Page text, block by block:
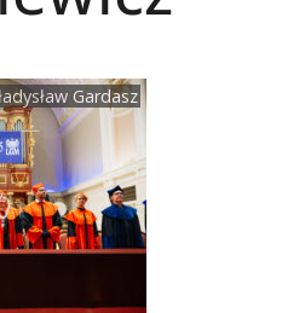
Gardasz